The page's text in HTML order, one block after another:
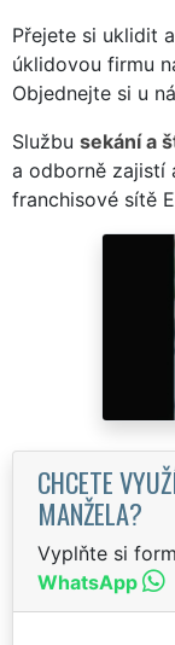
Přejete si uklidit
úklidovou firmu
Objednejte si u
Službu sekání a
a odborně zajistí
franchisové sítě
CHCETE
MANŽELA?
Vyplňte si
WhatsApp